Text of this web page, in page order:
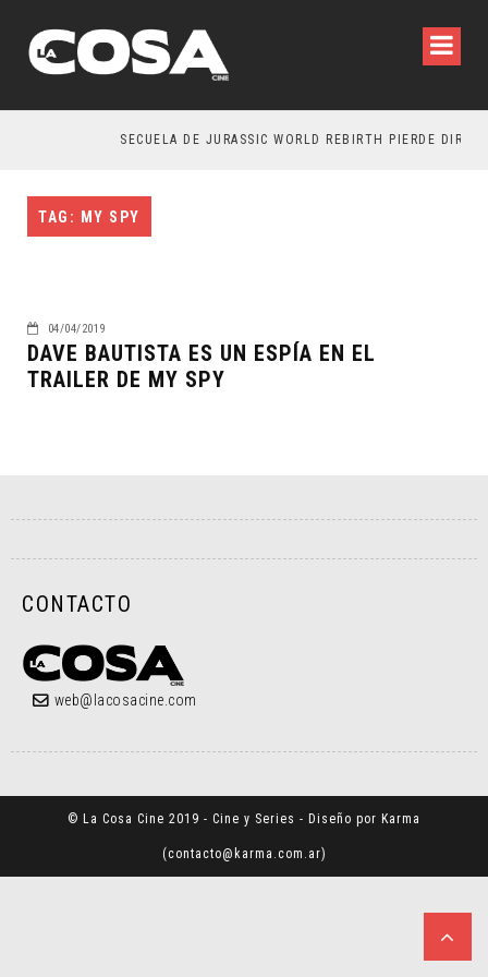
SECUELA DE JURASSIC WORLD REBIRTH PIERDE
TAG: MY SPY
04/04/2019
DAVE BAUTISTA ES UN ESPÍA EN EL
TRAILER DE MY SPY
CONTACTO
web@lacosacine.com
© La Cosa Cine 2019 - Cine y Series - Diseño por Karma
(contacto@karma.com.ar)